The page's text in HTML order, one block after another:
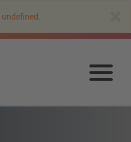
undefined